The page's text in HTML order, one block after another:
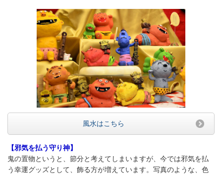
風水はこちら
【邪気を払う守り神】
鬼の置物というと、節分と考えてしまいますが、今では邪気を払
う幸運グッズとして、飾る方が増えています。写真のような、色